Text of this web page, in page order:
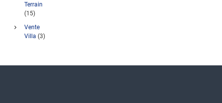
Terrain
(15)
Vente
Villa (3)